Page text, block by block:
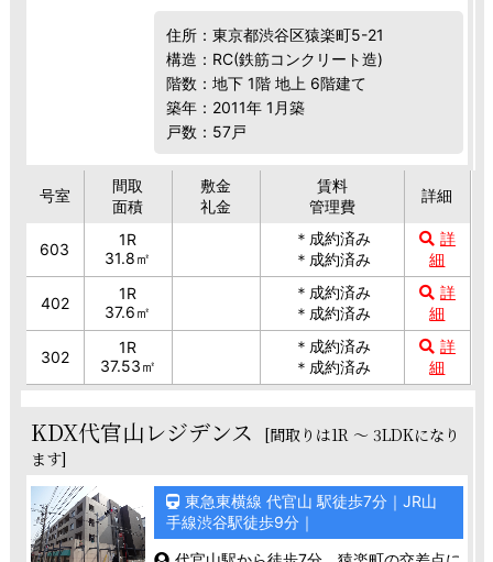
住所：東京都渋谷区猿楽町5-21
構造：RC(鉄筋コンクリート造)
階数：地下 1階 地上 6階建て
築年：2011年 1月築
戸数：57戸
号室
間取
面積
敷金
礼金
賃料
管理費
詳細
603
1R
31.8㎡
＊成約済み
＊成約済み
詳
細
402
1R
37.6㎡
＊成約済み
＊成約済み
詳
細
302
1R
37.53㎡
＊成約済み
＊成約済み
詳
細
KDX代官山レジデンス
[間取りは1R ～ 3LDKになり
ます]
東急東横線 代官山 駅徒歩7分｜JR山
手線渋谷駅徒歩9分｜